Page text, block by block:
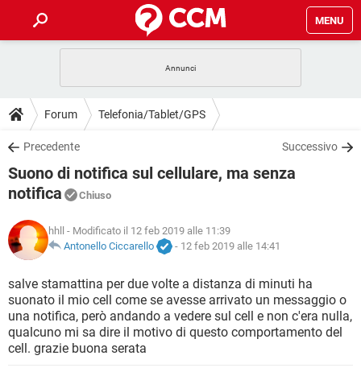
MENU
INTRATTENIMENTO ANDROID
iOS
INSTAGRAM WHATSAPP
TIKTOK
HARDWARE
GUIDE
COVID-19 GAMING
iOS
TIKTOK FACEBOOK
DOWNLOAD
COVID-19 GAMING
INTRATTENIMENTO
iOS WINDOWS 10
INSTAGRAM
TIKTOK FACEBOOK
HARDWARE
FORUM
INTRATTENIMENTO ANDROID
INSTAGRAM WHATSAPP
TIKTOK
HARDWARE
GLOSSARIO
COVID-19
INTRATTENIMENTO ANDROID
iOS WINDOWS 10
INSTAGRAM WHATSAPP
Forum Telefonia/Tablet/GPS
Precedente Successivo
Suono di notifica sul cellulare, ma senza
notifica
Chiuso
hhll - Modificato il 12 feb 2019 alle 11:39
Antonello Ciccarello
- 12 feb 2019 alle 14:41
salve stamattina per due volte a distanza di minuti ha
suonato il mio cell come se avesse arrivato un messaggio o
una notifica, però andando a vedere sul cell e non c'era nulla,
qualcuno mi sa dire il motivo di questo comportamento del
cell. grazie buona serata